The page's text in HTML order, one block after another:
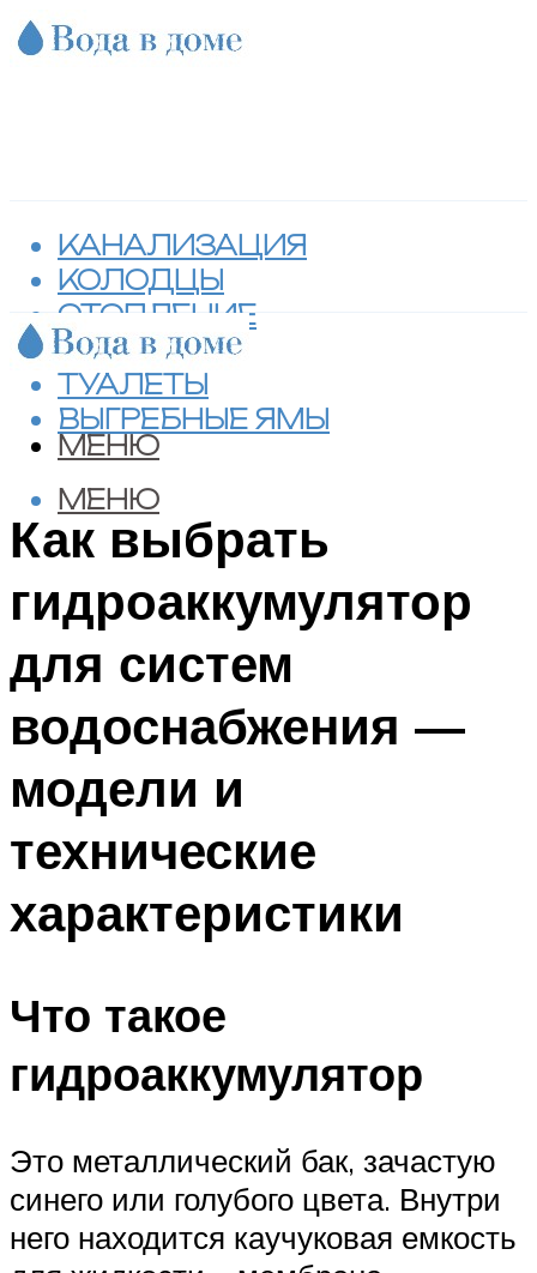
КАНАЛИЗАЦИЯ
КОЛОДЦЫ
ОТОПЛЕНИЕ
СЕПТИКИ
ТУАЛЕТЫ
ВЫГРЕБНЫЕ ЯМЫ
МЕНЮ
МЕНЮ
Как выбрать
гидроаккумулятор
для систем
водоснабжения —
модели и
технические
характеристики
Что такое
гидроаккумулятор
Это металлический бак, зачастую
синего или голубого цвета. Внутри
него находится каучуковая емкость